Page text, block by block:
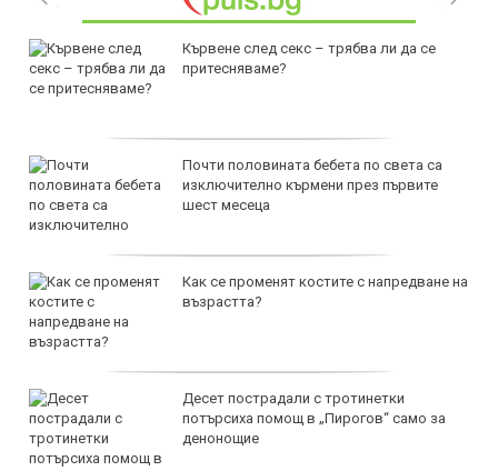
Кървене след секс – трябва ли да се
притесняваме?
Почти половината бебета по света са
изключително кърмени през първите
шест месеца
Как се променят костите с напредване на
възрастта?
Десет пострадали с тротинетки
потърсиха помощ в „Пирогов“ само за
денонощие